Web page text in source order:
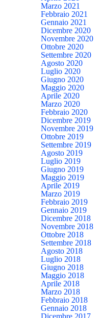
Marzo 2021
Febbraio 2021
Gennaio 2021
Dicembre 2020
Novembre 2020
Ottobre 2020
Settembre 2020
Agosto 2020
Luglio 2020
Giugno 2020
Maggio 2020
Aprile 2020
Marzo 2020
Febbraio 2020
Dicembre 2019
Novembre 2019
Ottobre 2019
Settembre 2019
Agosto 2019
Luglio 2019
Giugno 2019
Maggio 2019
Aprile 2019
Marzo 2019
Febbraio 2019
Gennaio 2019
Dicembre 2018
Novembre 2018
Ottobre 2018
Settembre 2018
Agosto 2018
Luglio 2018
Giugno 2018
Maggio 2018
Aprile 2018
Marzo 2018
Febbraio 2018
Gennaio 2018
Dicembre 2017